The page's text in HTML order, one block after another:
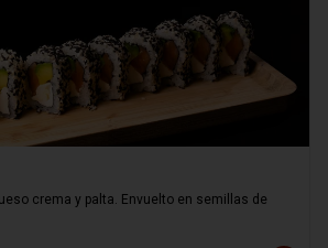
crema y palta. Envuelto en semillas de